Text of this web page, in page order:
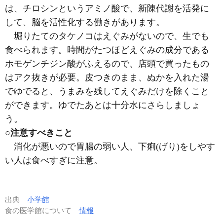
は、チロシンというアミノ酸で、新陳代謝を活発に
して、脳を活性化する働きがあります。
堀りたてのタケノコはえぐみがないので、生でも
食べられます。時間がたつほどえぐみの成分である
ホモゲンチジン酸がふえるので、店頭で買ったもの
はアク抜きが必要。皮つきのまま、ぬかを入れた湯
でゆでると、うまみを残してえぐみだけを除くこと
ができます。ゆでたあとは十分水にさらしましょ
う。
○注意すべきこと
消化が悪いので胃腸の弱い人、下痢(げり)をしやす
い人は食べすぎに注意。
出典 小学館
食の医学館について情報